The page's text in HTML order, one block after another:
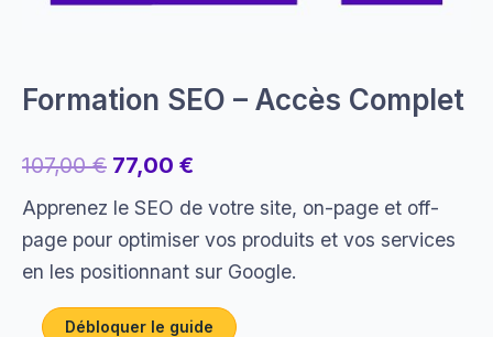
Formation SEO – Accès Complet
107,00€ 77,00 €
Apprenez le SEO de votre site, on-page et off-
page pour optimiser vos produits et vos services
en les positionnant sur Google.
Débloquer le guide